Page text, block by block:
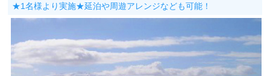
★1名様より実施★延泊や周遊アレンジなども可能！